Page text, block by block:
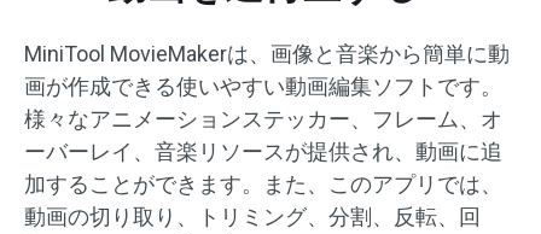
MiniTool MovieMakerは、画像と音楽から簡単に動
画が作成できる使いやすい動画編集ソフトです。
様々なアニメーションステッカー、フレーム、オ
ーバーレイ、音楽リソースが提供され、動画に追
加することができます。また、このアプリでは、
動画の切り取り、トリミング、分割、反転、回